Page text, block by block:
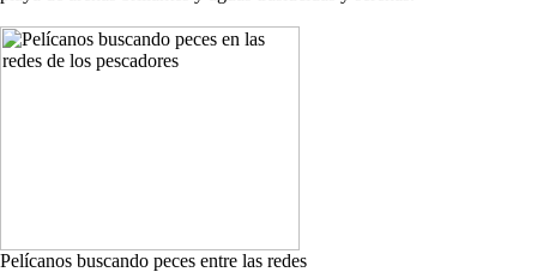
Pelícanos buscando peces entre las redes